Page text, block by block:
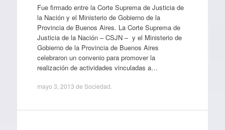
Fue firmado entre la Corte Suprema de Justicia de
la Nación y el Ministerio de Gobierno de la
Provincia de Buenos Aires. La Corte Suprema de
Justicia de la Nación – CSJN – y el Ministerio de
Gobierno de la Provincia de Buenos Aires
celebraron un convenio para promover la
realización de actividades vinculadas a…
mayo 3, 2013 de Sociedad